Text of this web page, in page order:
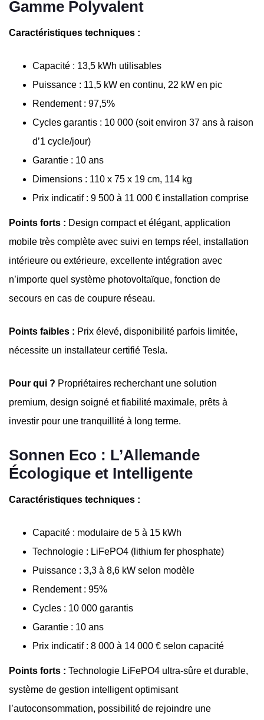
Gamme Polyvalent
Caractéristiques techniques :
Capacité : 13,5 kWh utilisables
Puissance : 11,5 kW en continu, 22 kW en pic
Rendement : 97,5%
Cycles garantis : 10 000 (soit environ 37 ans à raison
d’1 cycle/jour)
Garantie : 10 ans
Dimensions : 110 x 75 x 19 cm, 114 kg
Prix indicatif : 9 500 à 11 000 € installation comprise
Points forts : Design compact et élégant, application
mobile très complète avec suivi en temps réel, installation
intérieure ou extérieure, excellente intégration avec
n’importe quel système photovoltaïque, fonction de
secours en cas de coupure réseau.
Points faibles : Prix élevé, disponibilité parfois limitée,
nécessite un installateur certifié Tesla.
Pour qui ? Propriétaires recherchant une solution
premium, design soigné et fiabilité maximale, prêts à
investir pour une tranquillité à long terme.
Sonnen Eco : L’Allemande
Écologique et Intelligente
Caractéristiques techniques :
Capacité : modulaire de 5 à 15 kWh
Technologie : LiFePO4 (lithium fer phosphate)
Puissance : 3,3 à 8,6 kW selon modèle
Rendement : 95%
Cycles : 10 000 garantis
Garantie : 10 ans
Prix indicatif : 8 000 à 14 000 € selon capacité
Points forts : Technologie LiFePO4 ultra-sûre et durable,
système de gestion intelligent optimisant
l’autoconsommation, possibilité de rejoindre une